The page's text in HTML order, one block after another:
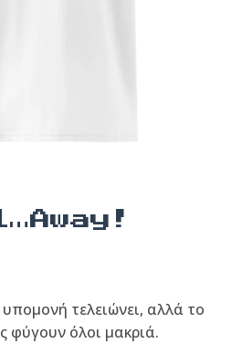
υπομονή τελειώνει, αλλά το
φύγουν όλοι μακριά.